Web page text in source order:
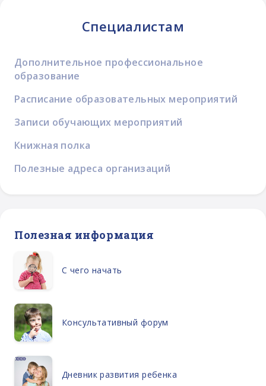
Специалистам
Дополнительное профессиональное
образование
Расписание образовательных мероприятий
Записи обучающих мероприятий
Книжная полка
Полезные адреса организаций
Полезная информация
С чего начать
Консультативный форум
Дневник развития ребенка